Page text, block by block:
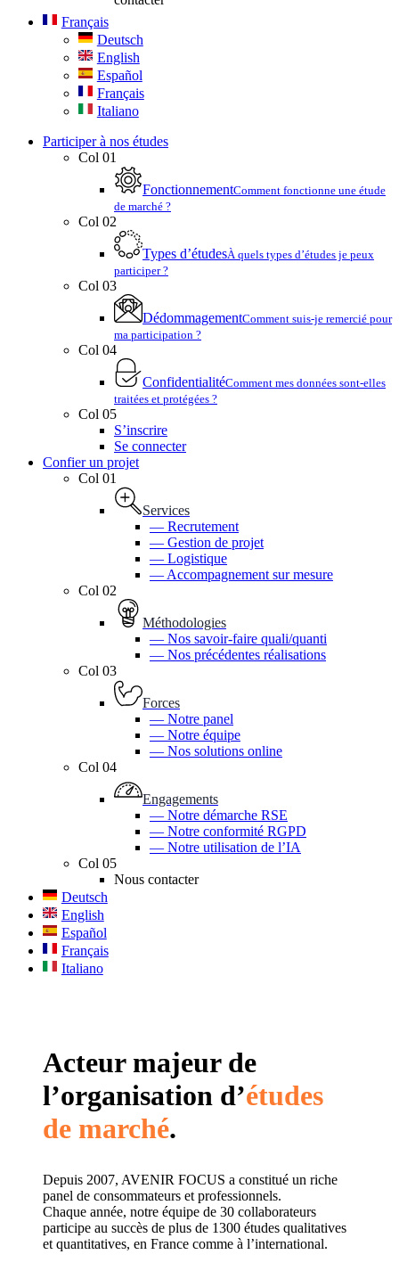
Français
Deutsch
English
Español
Français
Italiano
Participer à nos études
Col 01
FonctionnementComment fonctionne une étude
de marché ?
Col 02
Types d’étudesÀ quels types d’études je peux
participer ?
Col 03
DédommagementComment suis-je remercié pour
ma participation ?
Col 04
ConfidentialitéComment mes données sont-elles
traitées et protégées ?
Col 05
S’inscrire
Se connecter
Confier un projet
Col 01
Services
— Recrutement
— Gestion de projet
— Logistique
— Accompagnement sur mesure
Col 02
Méthodologies
— Nos savoir-faire quali/quanti
— Nos précédentes réalisations
Col 03
Forces
— Notre panel
— Notre équipe
— Nos solutions online
Col 04
Engagements
— Notre démarche RSE
— Notre conformité RGPD
— Notre utilisation de l’IA
Col 05
Nous contacter
Deutsch
English
Español
Français
Italiano
Acteur majeur de
l’organisation d’études
de marché.
Depuis 2007, AVENIR FOCUS a constitué un riche
panel de consommateurs et professionnels.
Chaque année, notre équipe de 30 collaborateurs
participe au succès de plus de 1300 études qualitatives
et quantitatives, en France comme à l’international.